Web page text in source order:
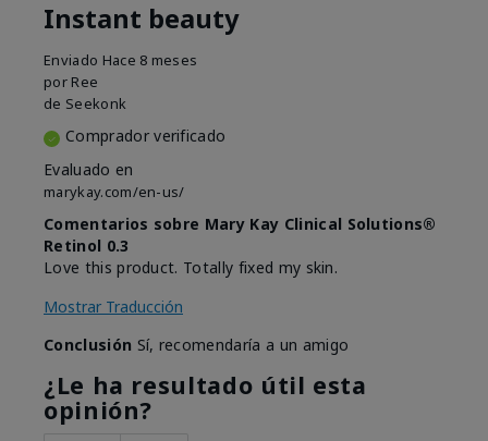
Instant beauty
Enviado Hace 8 meses
por Ree
de Seekonk
Comprador verificado
Evaluado en
marykay.com/en-us/
Comentarios sobre Mary Kay Clinical Solutions®
Retinol 0.3
Love this product. Totally fixed my skin.
Mostrar Traducción
Conclusión Sí, recomendaría a un amigo
¿Le ha resultado útil esta
opinión?